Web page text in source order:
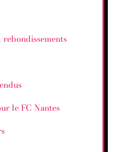
rebondissements
le FC Nantes